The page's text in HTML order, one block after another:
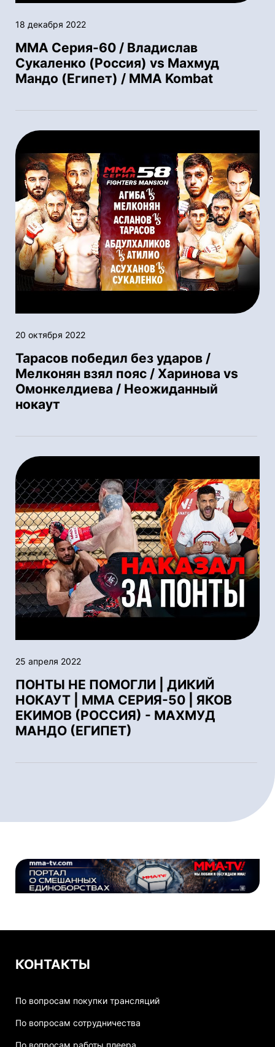
18 декабря 2022
ММА Серия-60 / Владислав
Сукаленко (Россия) vs Махмуд
Мандо (Египет) / MMA Kombat
20 октября 2022
Тарасов победил без ударов /
Мелконян взял пояс / Харинова vs
Омонкелдиева / Неожиданный
нокаут
25 апреля 2022
ПОНТЫ НЕ ПОМОГЛИ | ДИКИЙ
НОКАУТ | ММА СЕРИЯ-50 | ЯКОВ
ЕКИМОВ (РОССИЯ) - МАХМУД
МАНДО (ЕГИПЕТ)
КОНТАКТЫ
По вопросам покупки трансляций
По вопросам сотрудничества
По вопросам работы плеера